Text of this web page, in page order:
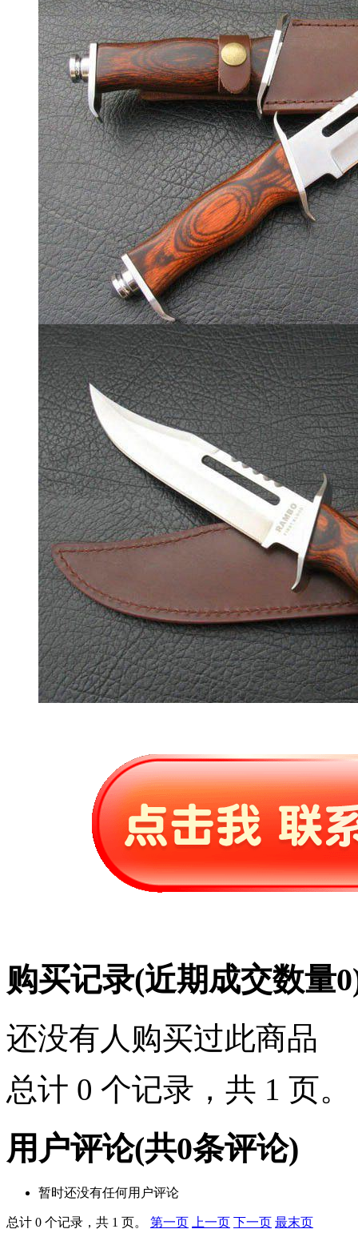
购买记录(近期成交数量0
还没有人购买过此商品
总计 0 个记录，共 1 页。
用户评论(共0条评论)
暂时还没有任何用户评论
总计 0 个记录，共 1 页。 第一页 上一页 下一页 最末页